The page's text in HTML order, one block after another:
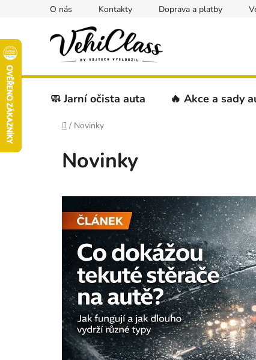
O nás Kontakty Doprava a platby
🧼 Jarní očista auta 🔥 Akce a sady
Domů
/ Novinky
Novinky
V
ý
p
č
l
á
n
k
ů